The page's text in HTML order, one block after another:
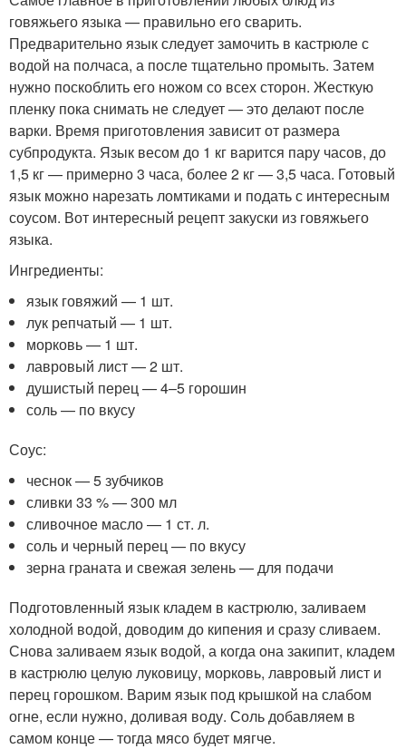
говяжьего языка — правильно его сварить.
Предварительно язык следует замочить в кастрюле с
водой на полчаса, а после тщательно промыть. Затем
нужно поскоблить его ножом со всех сторон. Жесткую
пленку пока снимать не следует — это делают после
варки. Время приготовления зависит от размера
субпродукта. Язык весом до 1 кг варится пару часов, до
1,5 кг — примерно 3 часа, более 2 кг — 3,5 часа. Готовый
язык можно нарезать ломтиками и подать с интересным
соусом. Вот интересный рецепт закуски из говяжьего
языка.
Ингредиенты:
язык говяжий — 1 шт.
лук репчатый — 1 шт.
морковь — 1 шт.
лавровый лист — 2 шт.
душистый перец — 4–5 горошин
соль — по вкусу
Соус:
чеснок — 5 зубчиков
сливки 33 % — 300 мл
сливочное масло — 1 ст. л.
соль и черный перец — по вкусу
зерна граната и свежая зелень — для подачи
Подготовленный язык кладем в кастрюлю, заливаем
холодной водой, доводим до кипения и сразу сливаем.
Снова заливаем язык водой, а когда она закипит, кладем
в кастрюлю целую луковицу, морковь, лавровый лист и
перец горошком. Варим язык под крышкой на слабом
огне, если нужно, доливая воду. Соль добавляем в
самом конце — тогда мясо будет мягче.